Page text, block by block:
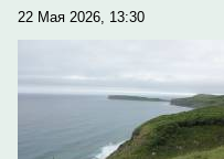
22 Мая 2026, 13:30